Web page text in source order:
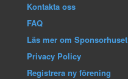
Kontakta oss
FAQ
Läs mer om Sponsorhuset
Privacy Policy
Registrera ny förening